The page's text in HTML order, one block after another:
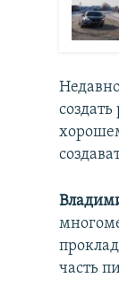
часть